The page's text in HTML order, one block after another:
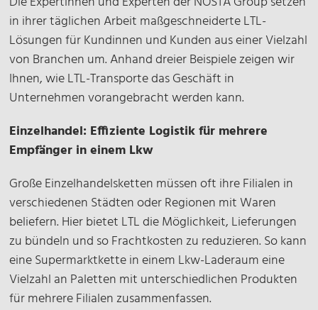
Kostenaufteilung macht LTL-Transporte
besonders attraktiv für kleinere Unternehmen
oder solche mit variierenden Versandvolumina.
Kostenersparnis im Vergleich zu
FTL
Die Kostenersparnis bei FTL-Transporten im
Sendungsgröße und den spezifischen
Anforderungen des Unternehmens ab. FTL ist bei
großen Sendungen oft günstiger, da die Kosten
nicht durch zusätzliche Umschlag- und
Lagergebühren steigen. Für kleinere Sendungen
kann LTL jedoch vorteilhafter sein.
reduzieren und ermöglicht, ihre
Versandbedürfnisse nach Bedarf anzupassen.
verschicken und sind nicht auf die Verfügbarkeit
eines gesamten Lkws angewiesen – Sendungen
können also sehr flexible geplant und versendet
werden.
LTL ermöglicht es zudem, Sendungen zu
ermöglicht eine effiziente Planung und eine
bessere Nutzung des Laderaums. Dies ist
besonders nützlich für Unternehmen, die
verschiedene Lieferungen an unterschiedlichen
Standorten konsolidieren möchten.
in ihrer täglichen Arbeit maßgeschneiderte LTL-
Lösungen für Kundinnen und Kunden aus einer Vielzahl
von Branchen um. Anhand dreier Beispiele zeigen wir
Ihnen, wie LTL-Transporte das Geschäft in
Unternehmen vorangebracht werden kann.
Einzelhandel: Effiziente Logistik für mehrere
Empfänger in einem Lkw
Große Einzelhandelsketten müssen oft ihre Filialen in
verschiedenen Städten oder Regionen mit Waren
beliefern. Hier bietet LTL die Möglichkeit, Lieferungen
zu bündeln und so Frachtkosten zu reduzieren. So kann
eine Supermarktkette in einem Lkw-Laderaum eine
Vielzahl an Paletten mit unterschiedlichen Produkten
für mehrere Filialen zusammenfassen.